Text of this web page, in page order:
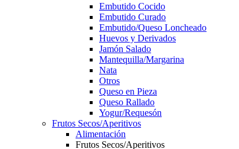
Embutido Cocido
Embutido Curado
Embutido/Queso Loncheado
Huevos y Derivados
Jamón Salado
Mantequilla/Margarina
Nata
Otros
Queso en Pieza
Queso Rallado
Yogur/Requesón
Frutos Secos/Aperitivos
Alimentación
Frutos Secos/Aperitivos